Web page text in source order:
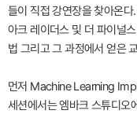
들이 직접 강연장을 찾아온
아크 레이더스 및 더 파이널
법 그리고 그 과정에서 얻은
먼저 Machine Learning
세션에서는 엠바크 스튜디오